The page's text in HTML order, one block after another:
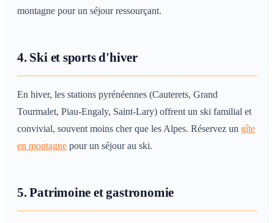
montagne pour un séjour ressourçant.
4. Ski et sports d'hiver
En hiver, les stations pyrénéennes (Cauterets, Grand
Tourmalet, Piau-Engaly, Saint-Lary) offrent un ski familial et
convivial, souvent moins cher que les Alpes. Réservez un gîte
en montagne pour un séjour au ski.
5. Patrimoine et gastronomie